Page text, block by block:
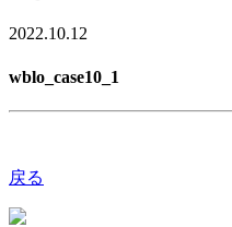
2022.10.12
wblo_case10_1
戻る